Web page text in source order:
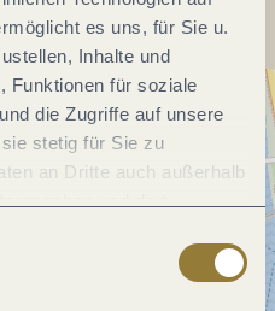
es uns, für Sie u.
Inhalte und
Funktionen für soziale
die Zugriffe auf unsere
stetig für Sie zu
an Dritte auch außerhalb
der Auswahl "Alle
in der Nutzung